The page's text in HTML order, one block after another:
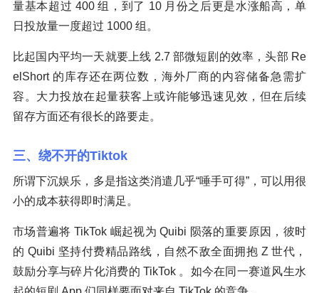
量基本超过 400 组，到了 10 月份之后更是水涨船高，单
日投放量一度超过 1000 组。
比起国内平均一天就要上线 2.7 部微短剧的效率，头部 Re
elShort 的库存还在两位数，海外厂商的内容储备急需扩
容。大力投放在起量获客上或许能够迅速见效，但在后续
留存方面还有很长的路要走。
三、绕不开的Tiktok
所谓下沉娱乐，多是指这类消遣几乎“唾手可得”，可以用很
小的成本获得即时满足。
市场普遍将 TikTok 崛起视为 Quibi 陨落的重要原因，彼时
的 Quibi 坚持付费精品路线，自然不敌全面拥抱 Z 世代，
鼓励分享与碎片化消费的 TikTok 。如今在同一赛道风生水